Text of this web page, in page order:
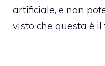
artificiale, e non
visto che questa è il